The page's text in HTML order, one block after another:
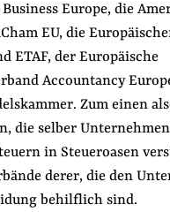
Europe, die
EU, die
ETAF, der Europäische
Accountancy
Zum einen
die selber
in Steueroasen
derer, die den
behilflich sind.